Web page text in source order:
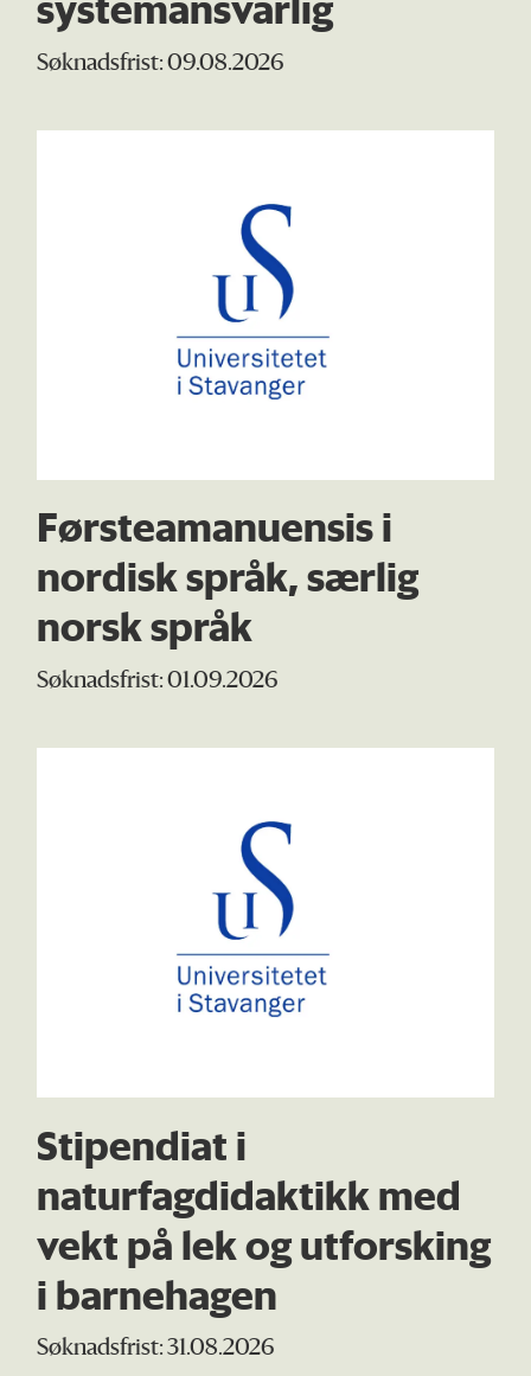
Søknadsfrist: 09.08.2026
Førsteamanuensis i
nordisk språk, særlig
norsk språk
Søknadsfrist: 01.09.2026
Stipendiat i
naturfagdidaktikk med
vekt på lek og utforsking
i barnehagen
Søknadsfrist: 31.08.2026